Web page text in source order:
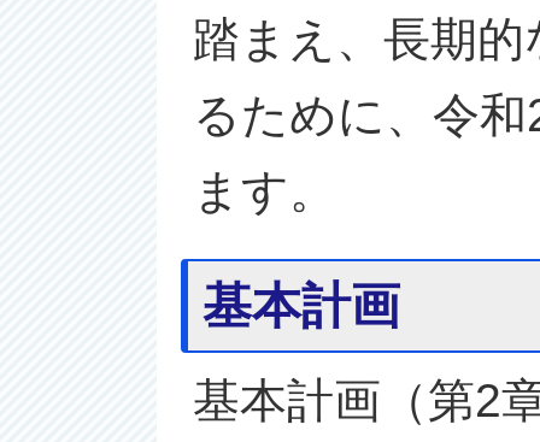
踏まえ、長期
るために、令
ます。
基本計画
基本計画（第2